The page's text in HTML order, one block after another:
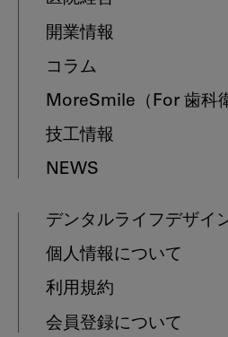
開業情報
コラム
MoreSmile （For 歯科
技工情報
NEWS
デンタルライフデザイ
個人情報について
利用規約
会員登録について